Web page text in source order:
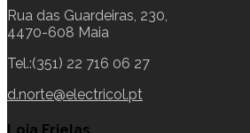
Rua das Guardeiras, 230,
4470-608 Maia
Tel.:(351) 22 716 06 27
d.norte@electricol.pt